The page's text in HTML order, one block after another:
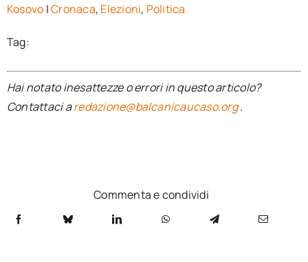
Kosovo |Cronaca, Elezioni, Politica
Tag:
Hai notato inesattezze o errori in questo articolo?
Contattaci aredazione@balcanicaucaso.org.
Commenta e condividi